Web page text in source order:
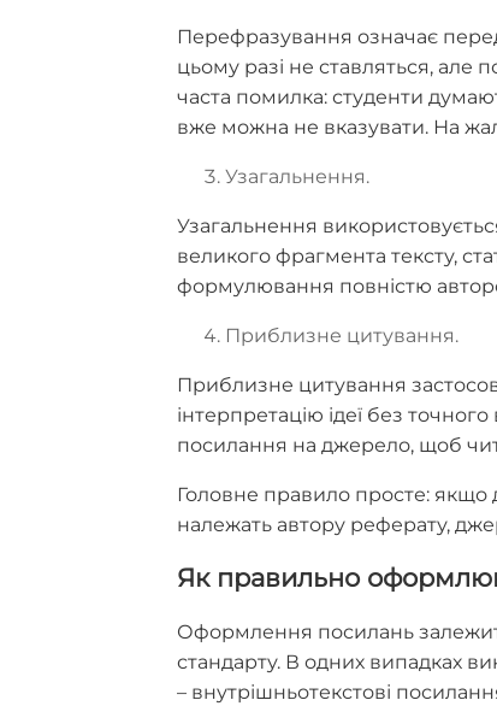
Перефразування означає
цьому разі не ставляться, але
часта помилка: студенти
вже можна не вказувати. На
Узагальнення.
Узагальнення
великого фрагмента тексту,
формулювання повністю
Приблизне цитування.
Приблизне цитування
інтерпретацію ідеї без
посилання на джерело, щоб
Головне правило просте:
належать автору реферату,
Як правильно
Оформлення посилань
стандарту. В одних випадках
– внутрішньотекстові